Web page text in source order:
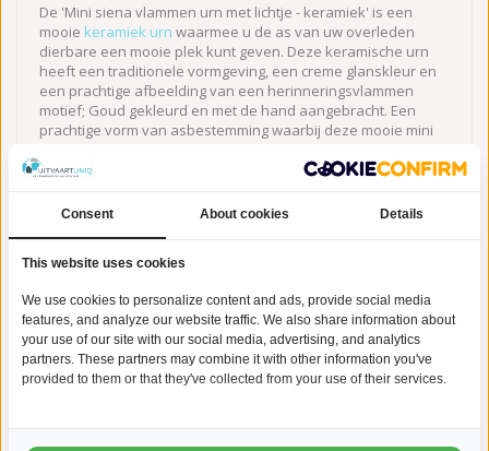
De 'Mini siena vlammen urn met lichtje - keramiek' is een
mooie keramiek urn waarmee u de as van uw overleden
dierbare een mooie plek kunt geven. Deze keramische urn
heeft een traditionele vormgeving, een creme glanskleur en
een prachtige afbeelding van een herinneringsvlammen
motief; Goud gekleurd en met de hand aangebracht. Een
prachtige vorm van asbestemming waarbij deze mooie mini
waxinelichthouder. De 'Mini siena vlammen urn met lichtje -
keramiek' is 13 cm hoog, heeft een diameter van 10 cm, een
inhoud betreft 0,5 L en is geschikt voor binnenplaatsing.
graveren, houdt u dan rekening met een extra levertijd van 5-10
Gerelateerde producten
Consent About cookies Details
This website uses cookies
We use cookies to personalize content and ads, provide social media
features, and analyze our website traffic. We also share information about
your use of our site with our social media, advertising, and analytics
partners. These partners may combine it with other information you've
provided to them or that they've collected from your use of their services.